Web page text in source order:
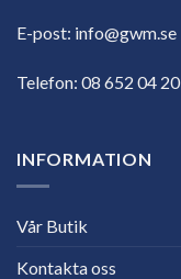
E-post: info@gwm.se
Telefon: 08 652 04 20
INFORMATION
Vår Butik
Kontakta oss